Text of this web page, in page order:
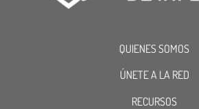
QUIENES SOMOS
ÚNETE A LA RED
RECURSOS